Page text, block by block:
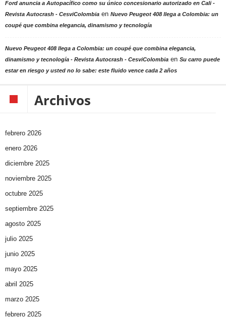
Ford anuncia a Autopacífico como su único concesionario autorizado en Cali -
Revista Autocrash - CesviColombia en Nuevo Peugeot 408 llega a Colombia: un
coupé que combina elegancia, dinamismo y tecnología
Nuevo Peugeot 408 llega a Colombia: un coupé que combina elegancia,
dinamismo y tecnología - Revista Autocrash - CesviColombia en Su carro puede
estar en riesgo y usted no lo sabe: este fluido vence cada 2 años
Archivos
febrero 2026
enero 2026
diciembre 2025
noviembre 2025
octubre 2025
septiembre 2025
agosto 2025
julio 2025
junio 2025
mayo 2025
abril 2025
marzo 2025
febrero 2025